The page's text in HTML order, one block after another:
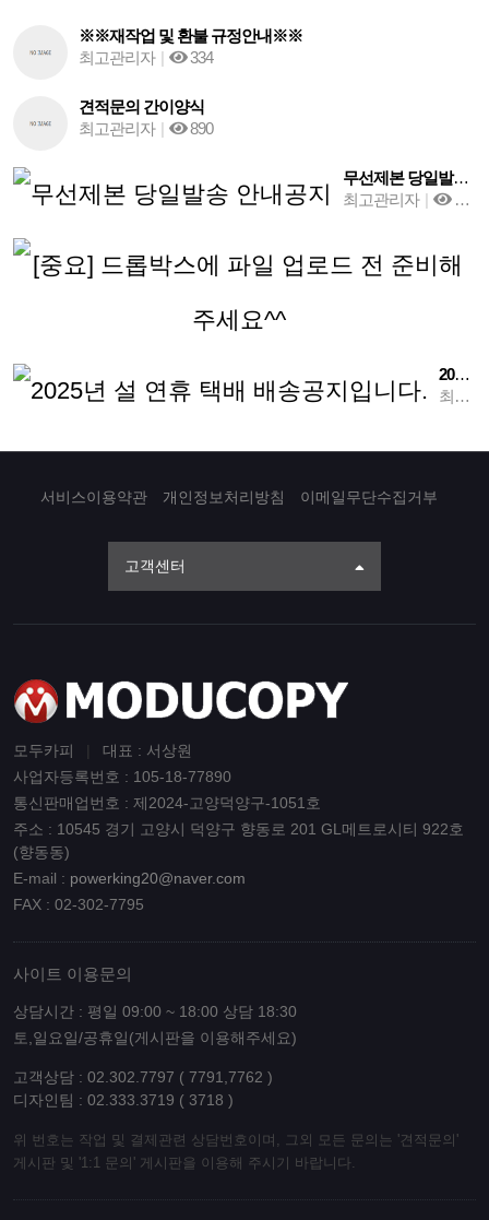
※※재작업 및 환불 규정안내※※
최고관리자 | 334
견적문의 간이양식
최고관리자 | 890
무선제본 당일발송 안내공지
최고관리자 | 993
2025년 설 연휴 택배 배송공지입니다.
최고관리자
서비스이용약관 개인정보처리방침 이메일무단수집거부
고객센터
모두카피
대표 : 서상원
사업자등록번호 : 105-18-77890
통신판매업번호 : 제2024-고양덕양구-1051호
주소 : 10545 경기 고양시 덕양구 향동로 201 GL메트로시티 922호
(향동동)
E-mail : powerking20@naver.com
FAX : 02-302-7795
사이트 이용문의
상담시간 : 평일 09:00 ~ 18:00 상담 18:30
토,일요일/공휴일(게시판을 이용해주세요)
고객상담 : 02.302.7797 ( 7791,7762 )
디자인팀 : 02.333.3719 ( 3718 )
위 번호는 작업 및 결제관련 상담번호이며, 그외 모든 문의는 '견적문의'
게시판 및 '1:1 문의' 게시판을 이용해 주시기 바랍니다.